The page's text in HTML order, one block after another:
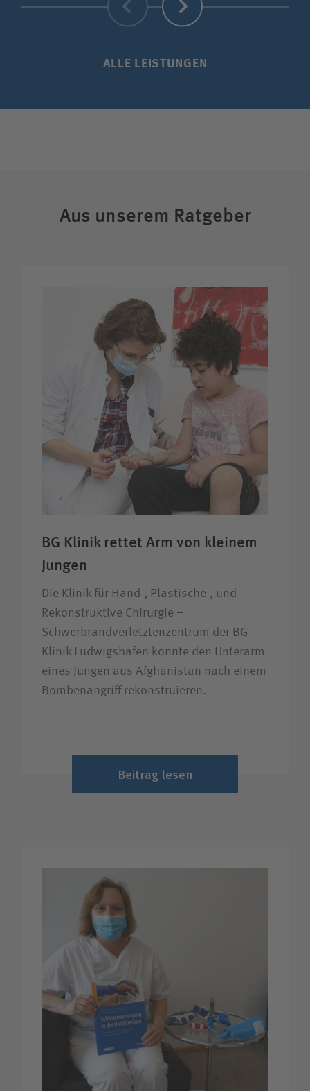
ALLE LEISTUNGEN
Aus unserem Ratgeber
BG Klinik rettet Arm von kleinem
Jungen
Die Klinik für Hand-, Plastische-, und
Rekonstruktive Chirurgie –
Schwerbrandverletztenzentrum der BG
Klinik Ludwigshafen konnte den Unterarm
eines Jungen aus Afghanistan nach einem
Bombenangriff rekonstruieren.
Beitrag lesen